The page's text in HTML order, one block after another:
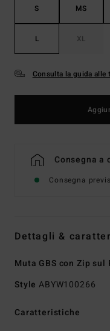
S MS
L XL
Consulta la guida alle
Consegna a
Consegna
Dettagli &
Muta GBS con Zip
Style ABYW100266
Caratteristiche